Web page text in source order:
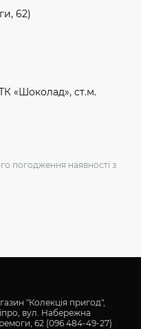
62)
«Шоколад», ст.м.
погодження наявності з
"Колекція пригод",
вул. Набережна
62 (096 484-49-27)